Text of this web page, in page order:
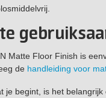
Matte Floor Finish is
de handleiding voor
je begint, is het